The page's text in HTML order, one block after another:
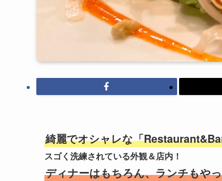
綺麗でオシャレな「
スゴく洗練されている外観＆店内！
ディナーはもちろん、ランチもや